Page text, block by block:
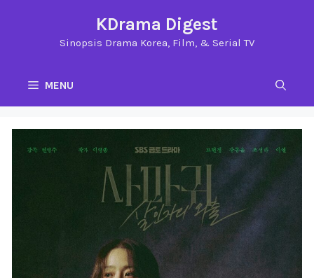
KDrama Digest
Sinopsis Drama Korea, Film, & Serial TV
MENU